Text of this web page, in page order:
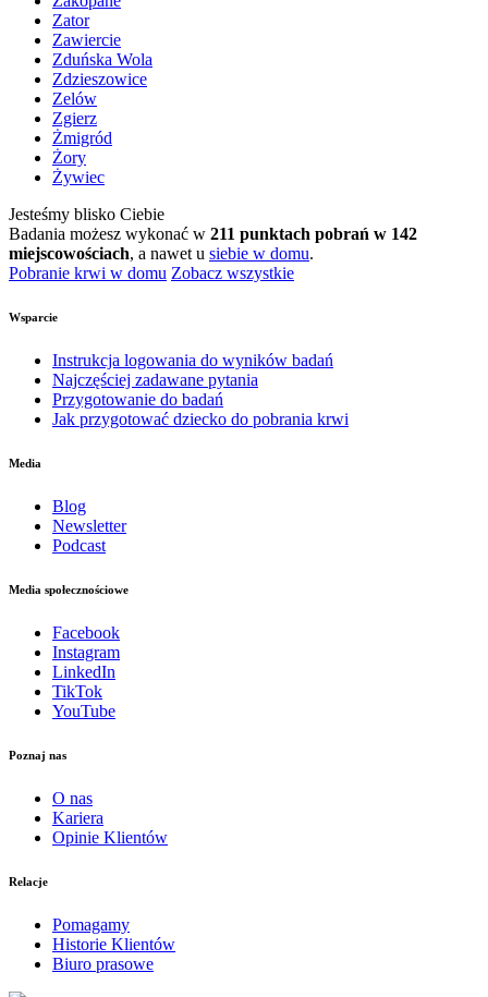
Zator
Zawiercie
Zduńska Wola
Zdzieszowice
Zelów
Zgierz
Żmigród
Żory
Żywiec
Jesteśmy blisko Ciebie
Badania możesz wykonać w 211 punktach pobrań w 142
miejscowościach, a nawet u siebie w domu.
Pobranie krwi w domu Zobacz wszystkie
Wsparcie
Instrukcja logowania do wyników badań
Najczęściej zadawane pytania
Przygotowanie do badań
Jak przygotować dziecko do pobrania krwi
Media
Blog
Newsletter
Podcast
Media społecznościowe
Facebook
Instagram
LinkedIn
TikTok
YouTube
Poznaj nas
O nas
Kariera
Opinie Klientów
Relacje
Pomagamy
Historie Klientów
Biuro prasowe